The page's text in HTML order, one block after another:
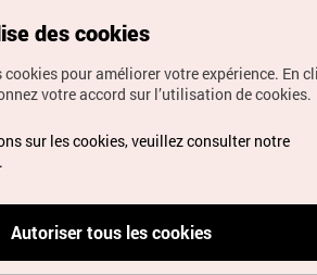
National du Tourisme en Corée.
et demandes de renseignements,
à
des cookies
pour améliorer votre expérience. En
votre accord sur l’utilisation de cookies.
sur les cookies, veuillez consulter notre
.
Autoriser tous les cookies